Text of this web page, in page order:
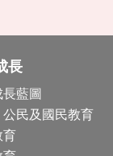
長
藍圖
民及國民教育